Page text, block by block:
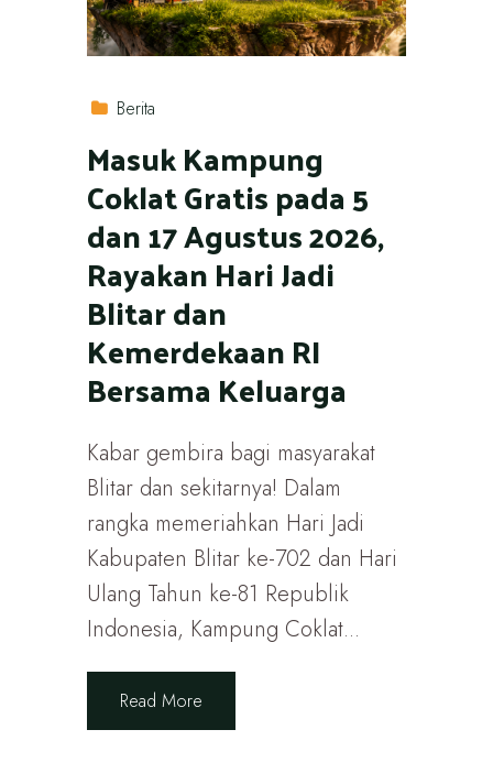
Berita
Masuk Kampung
Coklat Gratis pada 5
dan 17 Agustus 2026,
Rayakan Hari Jadi
Blitar dan
Kemerdekaan RI
Bersama Keluarga
Kabar gembira bagi masyarakat
Blitar dan sekitarnya! Dalam
rangka memeriahkan Hari Jadi
Kabupaten Blitar ke-702 dan Hari
Ulang Tahun ke-81 Republik
Indonesia, Kampung Coklat...
Read More